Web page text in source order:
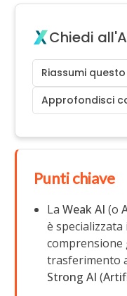
Chiedi
Riassumi
Approfondisci
Punti chiave
LaWeak AI (o
è
comprensione
trasferimento
Strong AI (